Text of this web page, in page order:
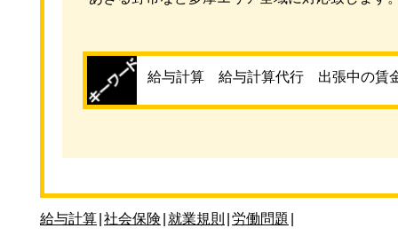
給与計算 給与計算代行 出張中の
給与計算 社会保険 就業規則 労働問題